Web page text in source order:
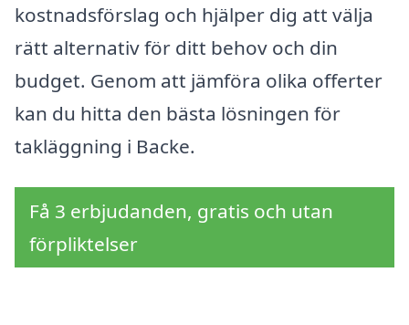
kostnadsförslag och hjälper dig att välja
rätt alternativ för ditt behov och din
budget. Genom att jämföra olika offerter
kan du hitta den bästa lösningen för
takläggning i Backe.
Få 3 erbjudanden, gratis och utan
förpliktelser